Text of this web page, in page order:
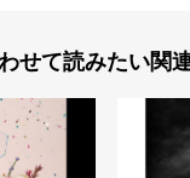
せて読みたい関